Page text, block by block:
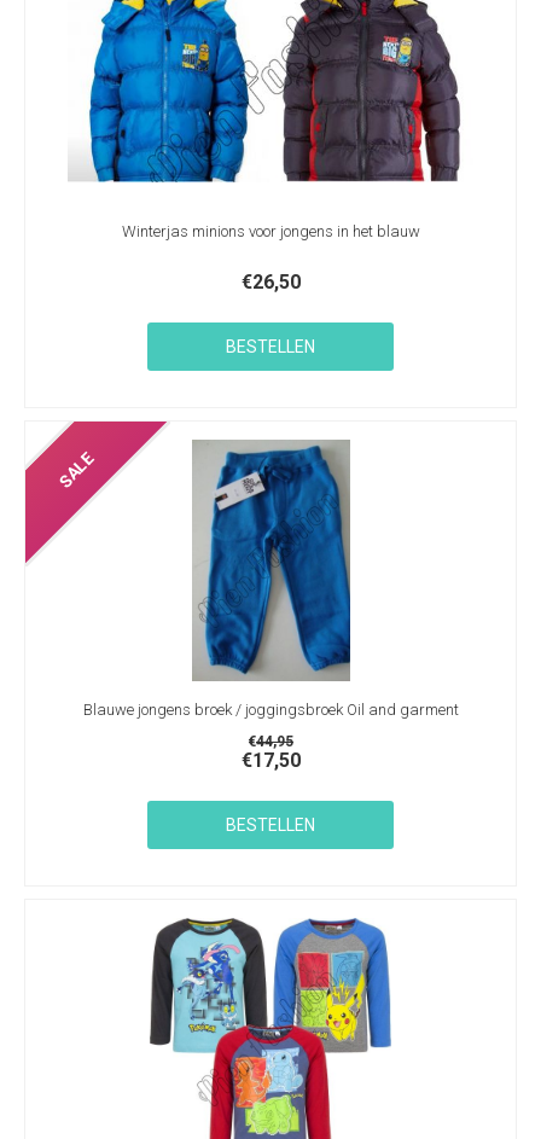
Winterjas minions voor jongens in het blauw
€26,50
BESTELLEN
SALE
Blauwe jongens broek / joggingsbroek Oil and garment
€44,95
€17,50
BESTELLEN